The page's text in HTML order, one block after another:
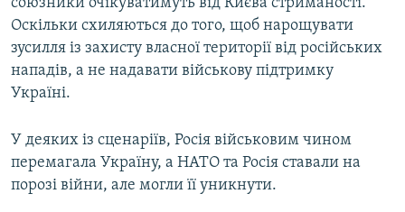
союзники очікуватимуть від Києва стриманості.
Оскільки схиляються до того, щоб нарощувати
зусилля із захисту власної території від російських
нападів, а не надавати військову підтримку
Україні.
У деяких із сценаріїв, Росія військовим чином
перемагала Україну, а НАТО та Росія ставали на
порозі війни, але могли її уникнути.